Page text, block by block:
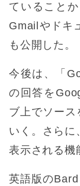
ていること
Gmailやドキ
も公開した。
今後は、「
の回答を
ブ上でソース
いく。さらに
表示される機
英語版の